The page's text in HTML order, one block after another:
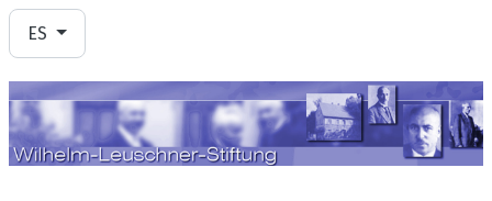
Seleccione su idioma
ES